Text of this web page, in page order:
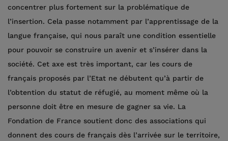
concentrer plus fortement sur la problématique de
l’insertion. Cela passe notamment par l’apprentissage de la
langue française, qui nous paraît une condition essentielle
pour pouvoir se construire un avenir et s’insérer dans la
société. Cet axe est très important, car les cours de
français proposés par l’Etat ne débutent qu’à partir de
l’obtention du statut de réfugié, au moment même où la
personne doit être en mesure de gagner sa vie. La
Fondation de France soutient donc des associations qui
donnent des cours de français dès l’arrivée sur le territoire,